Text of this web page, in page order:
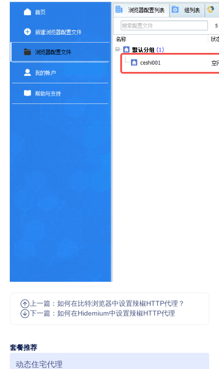
上一篇：如何在比特浏览器中设置辣椒HTTP代理？
下一篇：如何在Hidemium中设置辣椒HTTP代理
套餐推荐
动态住宅代理